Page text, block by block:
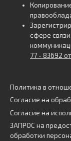
сфере
77 - 83692
Политика в
Согласие на
Согласие на
ЗАПРОС на
обработки